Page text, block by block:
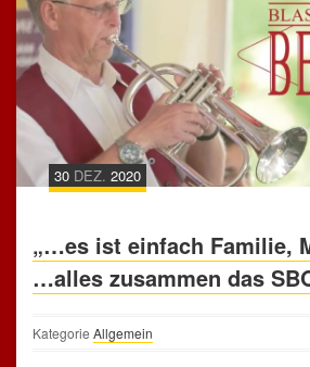
30 DEZ. 2020
„…es ist einfach Familie,
…alles zusammen das
Kategorie Allgemein